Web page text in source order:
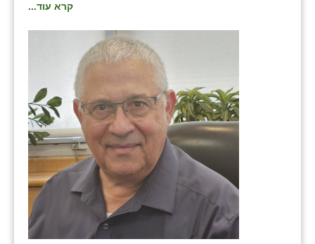
קרא עוד...